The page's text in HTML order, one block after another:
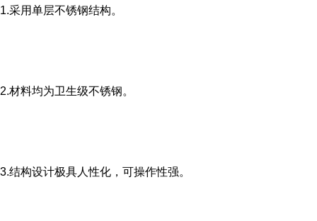
1.采用单层不锈钢结构。
2.材料均为卫生级不锈钢。
3.结构设计极具人性化，可操作性强。